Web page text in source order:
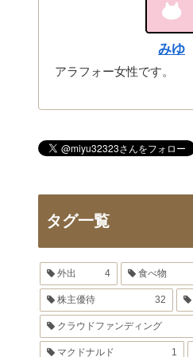
みゆ
アラフォー女性です。
タグ一覧
外出 4 食べ物
株主優待 32
クラウドファンディング
マクドナルド 1